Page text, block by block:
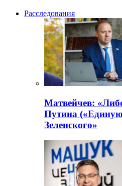
Расследования
Матвейчев:
Путина
Зеленского»